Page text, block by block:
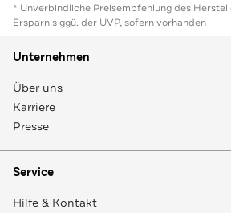
* Unverbindliche Preisempfehlung des
Ersparnis ggü. der UVP, sofern vorhanden
Unternehmen
Über uns
Karriere
Presse
Service
Hilfe & Kontakt